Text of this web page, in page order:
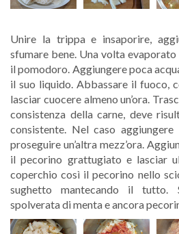
Unire la trippa e insaporire,
sfumare bene. Una volta
il pomodoro. Aggiungere poca
il suo liquido. Abbassare il fuoco,
lasciar cuocere almeno un’ora.
consistenza della carne, deve
consistente. Nel caso aggiungere
proseguire un’altra mezz’ora.
il pecorino grattugiato e lasciar
coperchio così il pecorino nello
sughetto mantecando il tutto.
spolverata di menta e ancora